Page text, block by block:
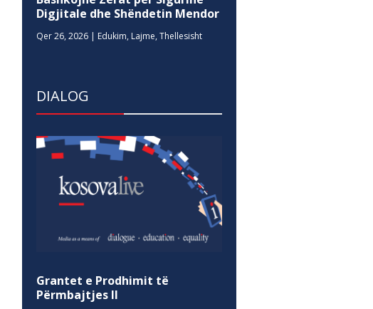
Digjitale dhe Shëndetin Mendor
Qer 26, 2026 | Edukim, Lajme,Thellesisht
DIALOG
Grantet e Prodhimit të
Përmbajtjes II